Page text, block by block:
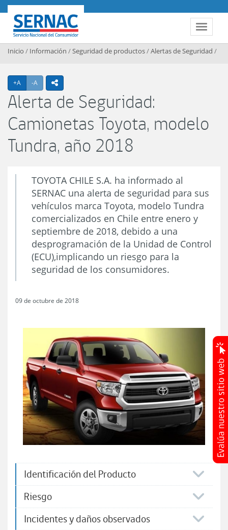
Contenido principal
Toggle
SERNAC
Inicio / Información /Seguridad de productos/Alertas de Seguridad /
+A Agrandar texto
-A Achicar textoicono compartir
Alerta de Seguridad:
Camionetas Toyota, modelo
Tundra, año 2018
TOYOTA CHILE S.A. ha informado al
SERNAC una alerta de seguridad para sus
vehículos marca Toyota, modelo Tundra
comercializados en Chile entre enero y
septiembre de 2018, debido a una
desprogramación de la Unidad de Control
(ECU),implicando un riesgo para la
seguridad de los consumidores.
09 de octubre de 2018
Identificación del Producto
Riesgo
Incidentes y daños observados